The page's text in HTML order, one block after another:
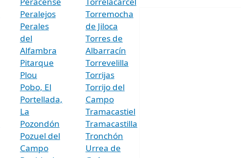
Peralejos
Perales
del
Alfambra
Pitarque
Plou
Pobo, El
Portellada,
La
Pozondón
Pozuel del
Campo
Torremocha
de Jiloca
Torres de
Albarracín
Torrevelilla
Torrijas
Torrijo del
Campo
Tramacastiel
Tramacastilla
Tronchón
Urrea de